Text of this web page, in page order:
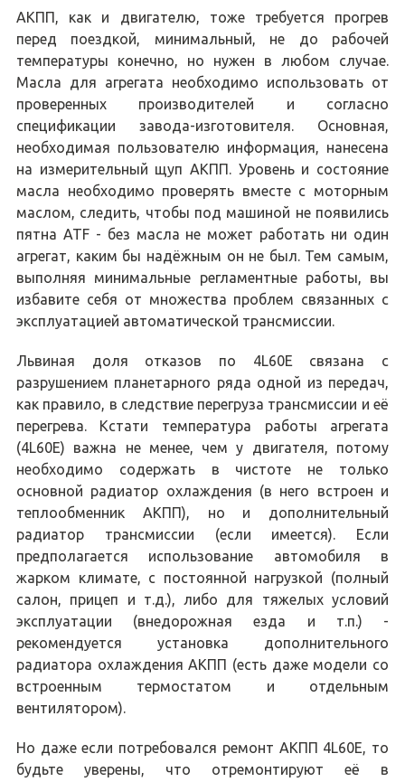
АКПП, как и двигателю, тоже требуется прогрев
перед поездкой, минимальный, не до рабочей
температуры конечно, но нужен в любом случае.
Масла для агрегата необходимо использовать от
проверенных производителей и согласно
спецификации завода-изготовителя. Основная,
необходимая пользователю информация, нанесена
на измерительный щуп АКПП. Уровень и состояние
масла необходимо проверять вместе с моторным
маслом, следить, чтобы под машиной не появились
пятна ATF - без масла не может работать ни один
агрегат, каким бы надёжным он не был. Тем самым,
выполняя минимальные регламентные работы, вы
избавите себя от множества проблем связанных с
эксплуатацией автоматической трансмиссии.
Львиная доля отказов по 4L60E связана с
разрушением планетарного ряда одной из передач,
как правило, в следствие перегруза трансмиссии и её
перегрева. Кстати температура работы агрегата
(4L60E) важна не менее, чем у двигателя, потому
необходимо содержать в чистоте не только
основной радиатор охлаждения (в него встроен и
теплообменник АКПП), но и дополнительный
радиатор трансмиссии (если имеется). Если
предполагается использование автомобиля в
жарком климате, с постоянной нагрузкой (полный
салон, прицеп и т.д.), либо для тяжелых условий
эксплуатации (внедорожная езда и т.п.) -
рекомендуется установка дополнительного
радиатора охлаждения АКПП (есть даже модели со
встроенным термостатом и отдельным
вентилятором).
Но даже если потребовался ремонт АКПП 4L60E, то
будьте уверены, что отремонтируют её в